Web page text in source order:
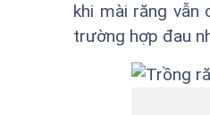
khi mài răng vẫn
trường hợp đau